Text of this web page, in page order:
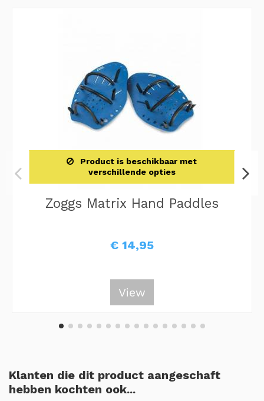
Product is beschikbaar met
verschillende opties
Zoggs Matrix Hand Paddles
€ 14,95
View
Klanten die dit product aangeschaft
hebben kochten ook...